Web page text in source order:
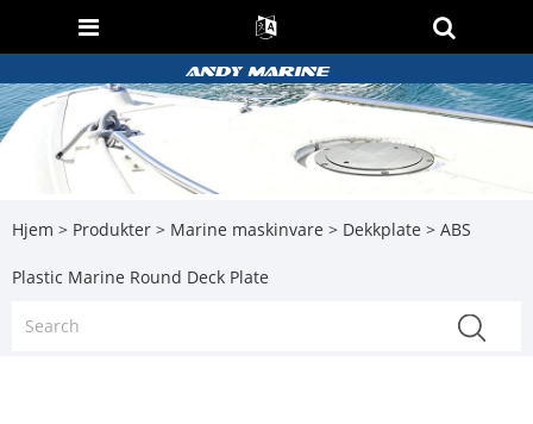
Hjem > Produkter > Marine maskinvare > Dekkplate > ABS
Plastic Marine Round Deck Plate